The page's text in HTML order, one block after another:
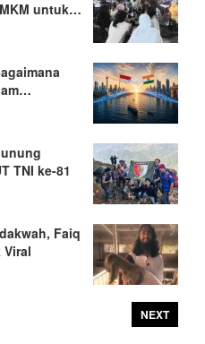
untuk…
TNI ke-81
Faiq
Viral
NEXT